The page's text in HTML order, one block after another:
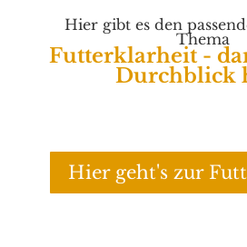
Hier gibt es den
Thema
Futterklarheit -
Durchblick
Hier geht's zur